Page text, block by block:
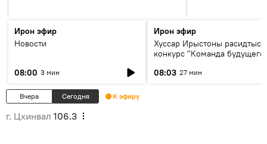
Ирон эфир
Новости
08:00 3 мин
Ирон эфир
Хуссар Ирыстоны
конкурс "Команда
08:03 27 мин
Вчера Сегодня К эфиру
г. Цхинвал 106.3